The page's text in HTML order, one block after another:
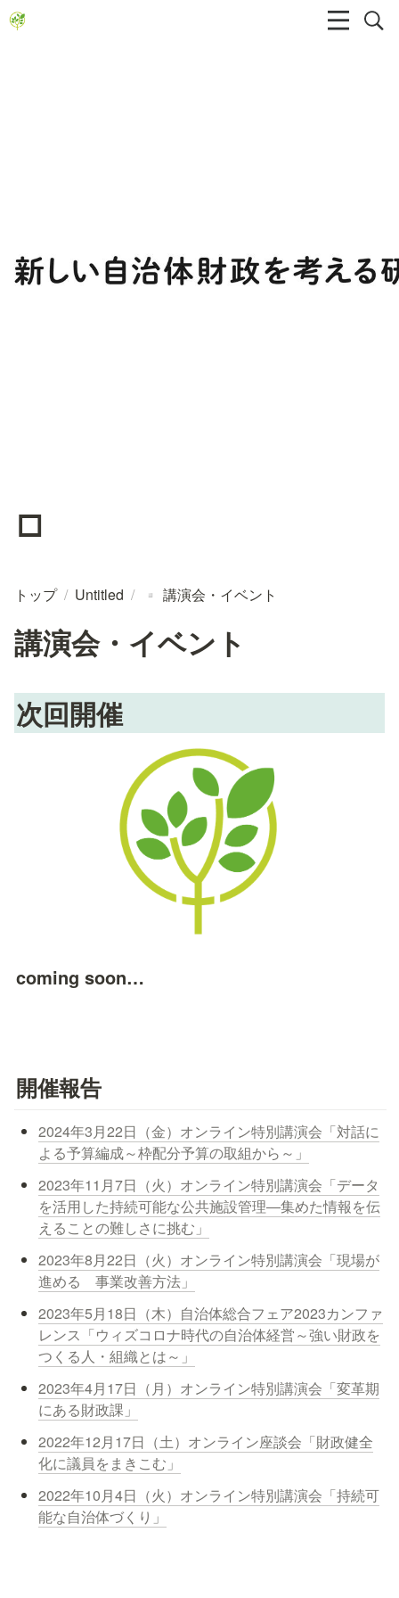
▫️
トップ / Untitled / ▫️ 講演会・イベント
講演会・イベント
次回開催
coming soon…
開催報告
2024年3月22日（金）オンライン特別講演会「対話に
よる予算編成～枠配分予算の取組から～」
2023年11月7日（火）オンライン特別講演会「データ
を活用した持続可能な公共施設管理―集めた情報を伝
えることの難しさに挑む」
2023年8月22日（火）オンライン特別講演会「現場が
進める　事業改善方法」
2023年5月18日（木）自治体総合フェア2023カンファ
レンス「ウィズコロナ時代の自治体経営～強い財政を
つくる人・組織とは～」
2023年4月17日（月）オンライン特別講演会「変革期
にある財政課」
2022年12月17日（土）オンライン座談会「財政健全
化に議員をまきこむ」
2022年10月4日（火）オンライン特別講演会「持続可
能な自治体づくり」